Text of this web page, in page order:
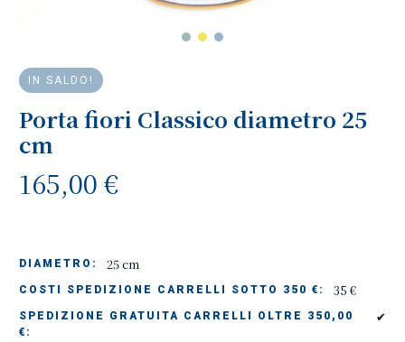
IN SALDO!
Porta fiori Classico diametro 25
cm
165,00 €
DIAMETRO: 25 cm
COSTI SPEDIZIONE CARRELLI SOTTO 350 €: 35 €
SPEDIZIONE GRATUITA CARRELLI OLTRE 350,00
€:
✔